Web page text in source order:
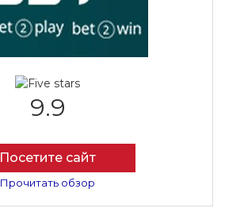
9.9
Посетите сайт
Прочитать обзор